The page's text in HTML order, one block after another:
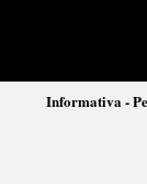
Informativa -